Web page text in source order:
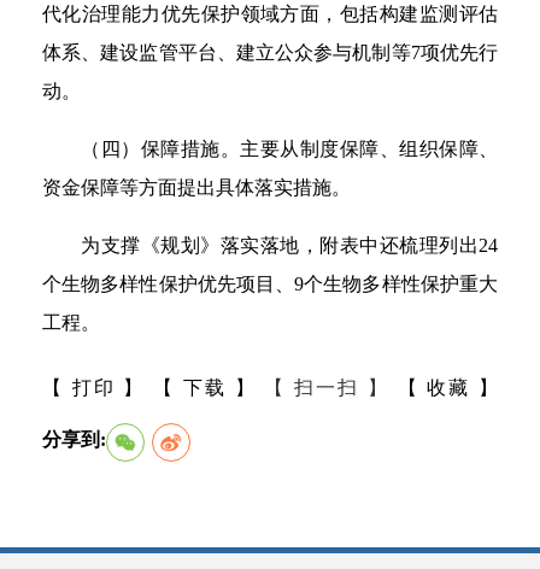
代化治理能力优先保护领域方面，包括构建监测评估
体系、建设监管平台、建立公众参与机制等7项优先行
动。
（四）保障措施。主要从制度保障、组织保障、
资金保障等方面提出具体落实措施。
为支撑《规划》落实落地，附表中还梳理列出24
个生物多样性保护优先项目、9个生物多样性保护重大
工程。
【 打印 】 【 下载 】 【 扫一扫 】 【 收藏 】
分享到: